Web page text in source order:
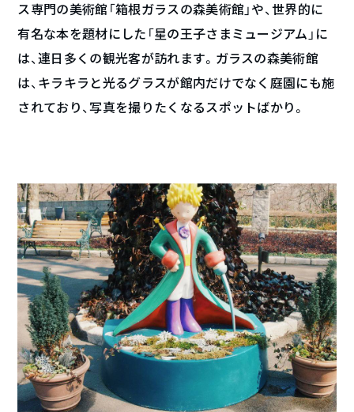
ス専門の美術館「箱根ガラスの森美術館」や、世界的に
有名な本を題材にした「星の王子さまミュージアム」に
は、連日多くの観光客が訪れます。ガラスの森美術館
は、キラキラと光るグラスが館内だけでなく庭園にも施
されており、写真を撮りたくなるスポットばかり。